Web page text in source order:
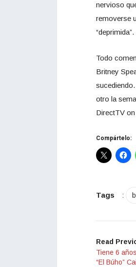
nervioso
removerse
Todo
Britney
otro la
DirectTV
Compártelo:
Tags :
Read
Tiene 6
“El Búho”